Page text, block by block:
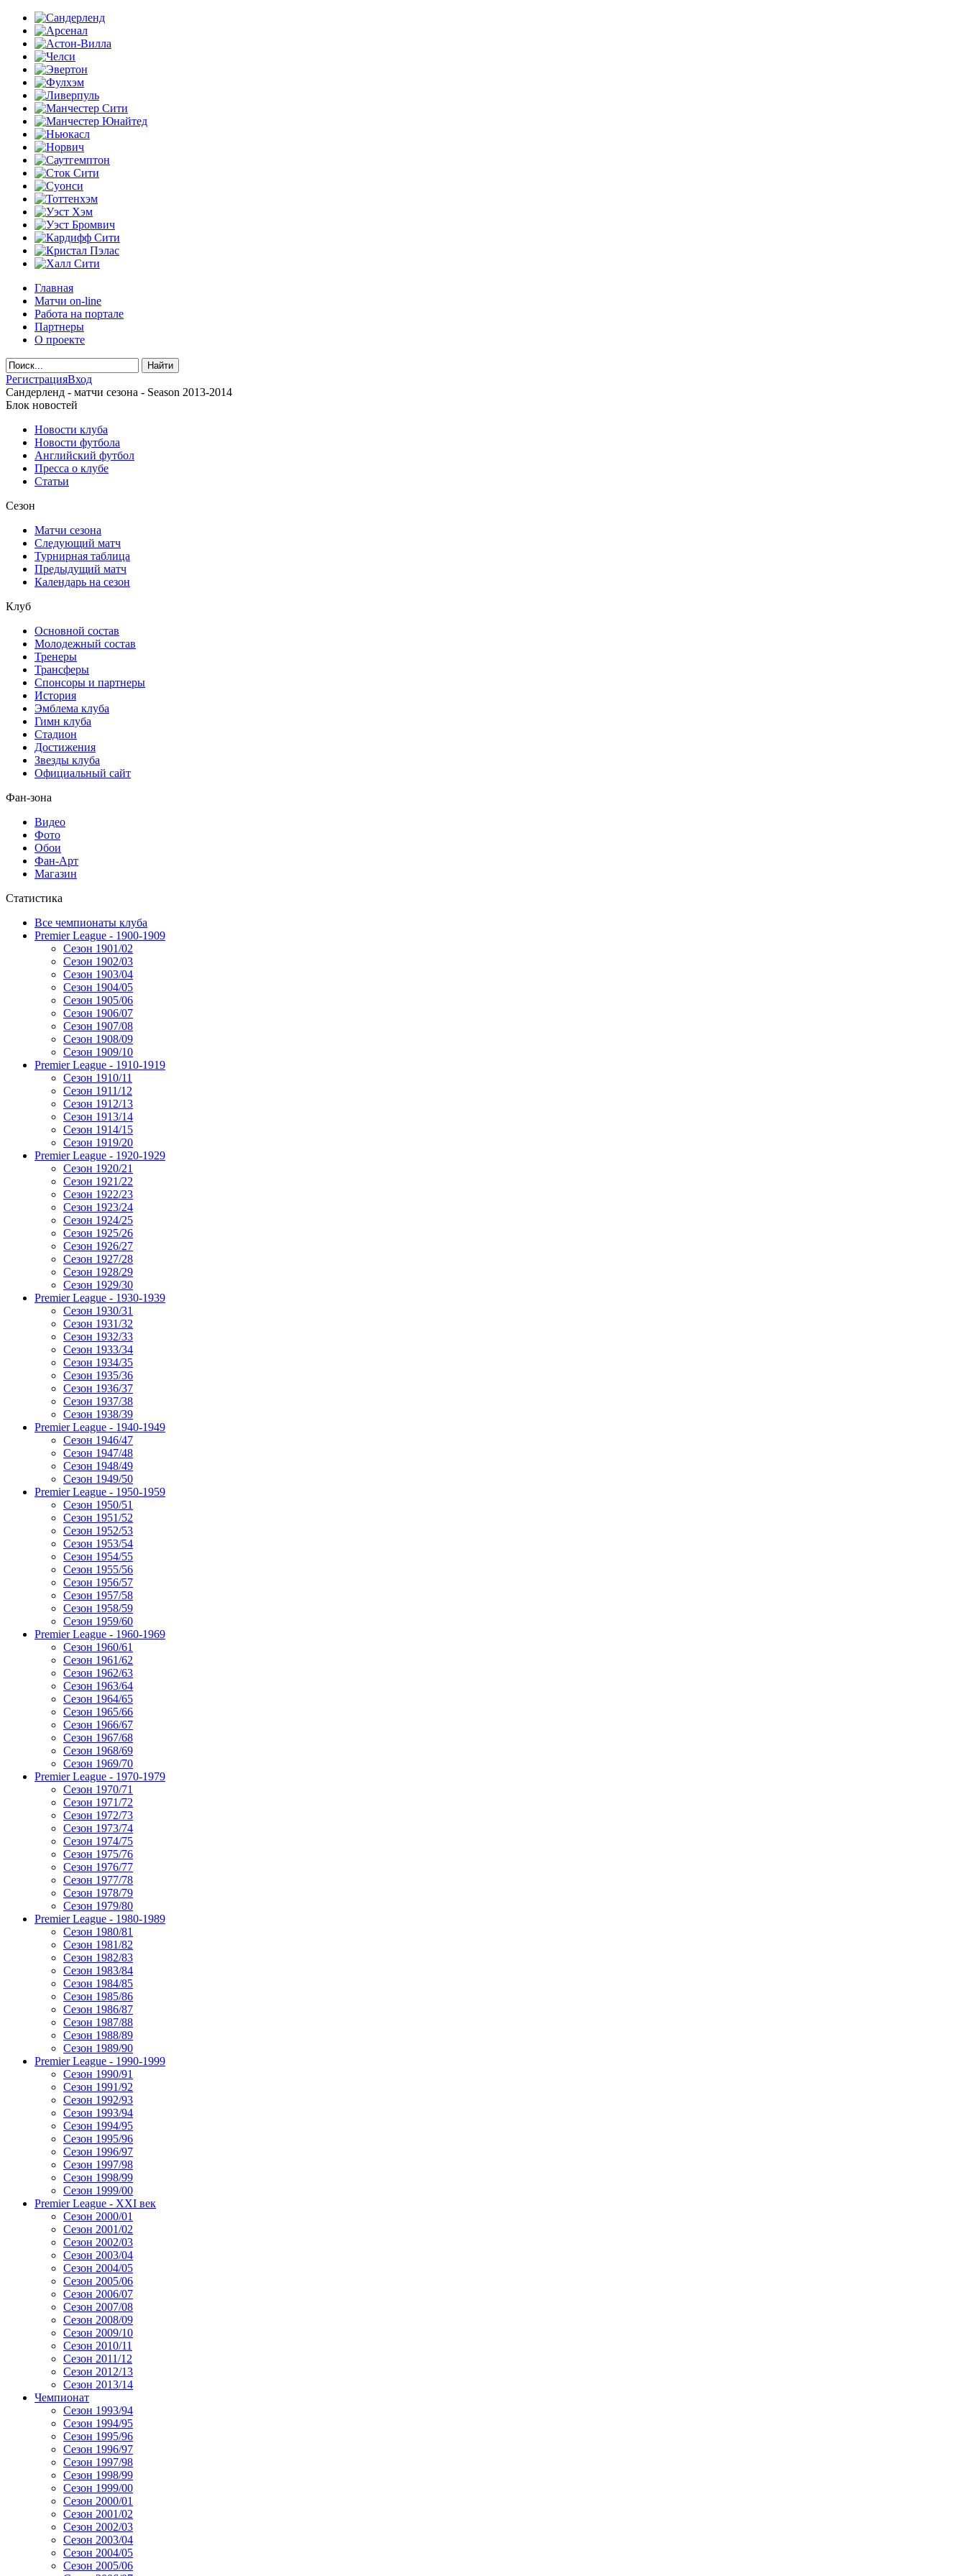
Главная
Матчи on-line
Работа на портале
Партнеры
О проекте
РегистрацияВход
Сандерленд - матчи сезона - Season 2013-2014
Блок новостей
Новости клуба
Новости футбола
Английский футбол
Пресса о клубе
Статьи
Сезон
Матчи сезона
Следующий матч
Турнирная таблица
Предыдущий матч
Календарь на сезон
Клуб
Основной состав
Молодежный состав
Тренеры
Трансферы
Спонсоры и партнеры
История
Эмблема клуба
Гимн клуба
Стадион
Достижения
Звезды клуба
Официальный сайт
Фан-зона
Видео
Фото
Обои
Фан-Арт
Магазин
Статистика
Все чемпионаты клуба
Premier League - 1900-1909
Сезон 1901/02
Сезон 1902/03
Сезон 1903/04
Сезон 1904/05
Сезон 1905/06
Сезон 1906/07
Сезон 1907/08
Сезон 1908/09
Сезон 1909/10
Premier League - 1910-1919
Сезон 1910/11
Сезон 1911/12
Сезон 1912/13
Сезон 1913/14
Сезон 1914/15
Сезон 1919/20
Premier League - 1920-1929
Сезон 1920/21
Сезон 1921/22
Сезон 1922/23
Сезон 1923/24
Сезон 1924/25
Сезон 1925/26
Сезон 1926/27
Сезон 1927/28
Сезон 1928/29
Сезон 1929/30
Premier League - 1930-1939
Сезон 1930/31
Сезон 1931/32
Сезон 1932/33
Сезон 1933/34
Сезон 1934/35
Сезон 1935/36
Сезон 1936/37
Сезон 1937/38
Сезон 1938/39
Premier League - 1940-1949
Сезон 1946/47
Сезон 1947/48
Сезон 1948/49
Сезон 1949/50
Premier League - 1950-1959
Сезон 1950/51
Сезон 1951/52
Сезон 1952/53
Сезон 1953/54
Сезон 1954/55
Сезон 1955/56
Сезон 1956/57
Сезон 1957/58
Сезон 1958/59
Сезон 1959/60
Premier League - 1960-1969
Сезон 1960/61
Сезон 1961/62
Сезон 1962/63
Сезон 1963/64
Сезон 1964/65
Сезон 1965/66
Сезон 1966/67
Сезон 1967/68
Сезон 1968/69
Сезон 1969/70
Premier League - 1970-1979
Сезон 1970/71
Сезон 1971/72
Сезон 1972/73
Сезон 1973/74
Сезон 1974/75
Сезон 1975/76
Сезон 1976/77
Сезон 1977/78
Сезон 1978/79
Сезон 1979/80
Premier League - 1980-1989
Сезон 1980/81
Сезон 1981/82
Сезон 1982/83
Сезон 1983/84
Сезон 1984/85
Сезон 1985/86
Сезон 1986/87
Сезон 1987/88
Сезон 1988/89
Сезон 1989/90
Premier League - 1990-1999
Сезон 1990/91
Сезон 1991/92
Сезон 1992/93
Сезон 1993/94
Сезон 1994/95
Сезон 1995/96
Сезон 1996/97
Сезон 1997/98
Сезон 1998/99
Сезон 1999/00
Premier League - XXI век
Сезон 2000/01
Сезон 2001/02
Сезон 2002/03
Сезон 2003/04
Сезон 2004/05
Сезон 2005/06
Сезон 2006/07
Сезон 2007/08
Сезон 2008/09
Сезон 2009/10
Сезон 2010/11
Сезон 2011/12
Сезон 2012/13
Сезон 2013/14
Чемпионат
Сезон 1993/94
Сезон 1994/95
Сезон 1995/96
Сезон 1996/97
Сезон 1997/98
Сезон 1998/99
Сезон 1999/00
Сезон 2000/01
Сезон 2001/02
Сезон 2002/03
Сезон 2003/04
Сезон 2004/05
Сезон 2005/06